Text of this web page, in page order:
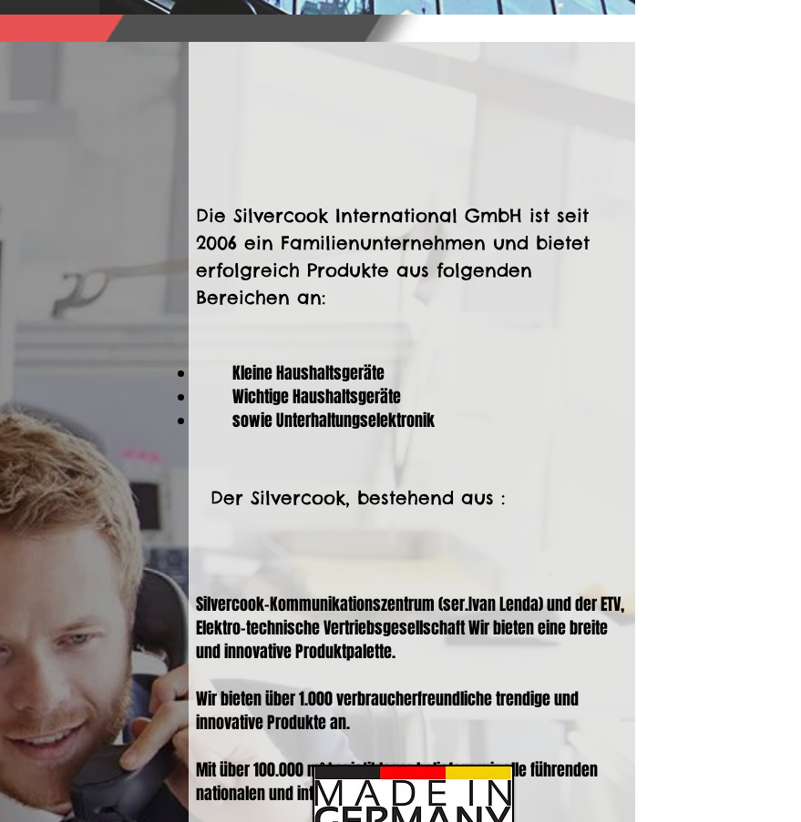
Die Silvercook International GmbH ist seit
2006 ein Familienunternehmen und bietet
erfolgreich Produkte aus folgenden
Bereichen an:
Kleine Haushaltsgeräte
Wichtige Haushaltsgeräte
sowie Unterhaltungselektronik
Der Silvercook, bestehend aus :
Silvercook-Kommunikationszentrum (ser.Ivan Lenda) und der ETV,
Elektro-technische Vertriebsgesellschaft Wir bieten eine breite
und innovative Produktpalette.
Wir bieten über 1.000 verbraucherfreundliche trendige und
innovative Produkte an.
Mit über 100.000 m² Logistiklager beliefern wir alle führenden
nationalen und internationalen Vertriebskanäle.